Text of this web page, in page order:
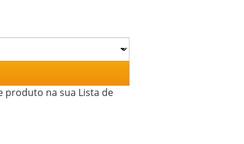
produto na sua Lista de